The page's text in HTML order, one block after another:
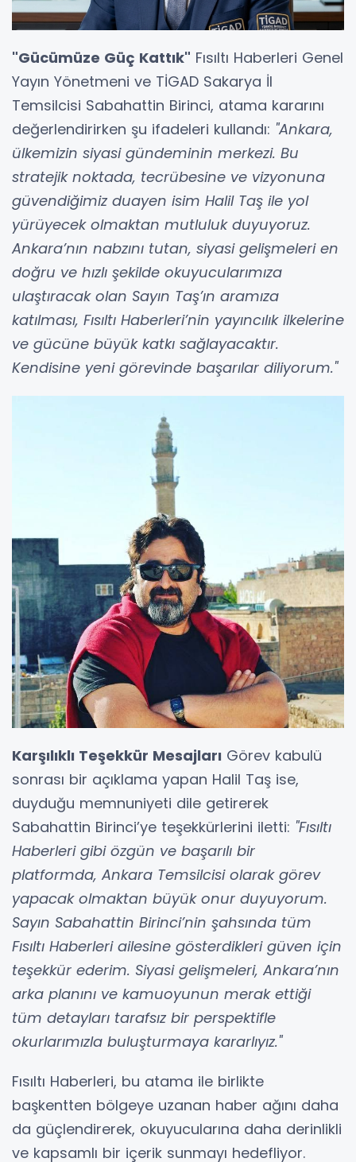
"Gücümüze Güç Kattık" Fısıltı Haberleri Genel
Yayın Yönetmeni ve TİGAD Sakarya İl
Temsilcisi Sabahattin Birinci, atama kararını
değerlendirirken şu ifadeleri kullandı: "Ankara,
ülkemizin siyasi gündeminin merkezi. Bu
stratejik noktada, tecrübesine ve vizyonuna
güvendiğimiz duayen isim Halil Taş ile yol
yürüyecek olmaktan mutluluk duyuyoruz.
Ankara’nın nabzını tutan, siyasi gelişmeleri en
doğru ve hızlı şekilde okuyucularımıza
ulaştıracak olan Sayın Taş’ın aramıza
katılması, Fısıltı Haberleri’nin yayıncılık ilkelerine
ve gücüne büyük katkı sağlayacaktır.
Kendisine yeni görevinde başarılar diliyorum."
Karşılıklı Teşekkür Mesajları Görev kabulü
sonrası bir açıklama yapan Halil Taş ise,
duyduğu memnuniyeti dile getirerek
Sabahattin Birinci’ye teşekkürlerini iletti: "Fısıltı
Haberleri gibi özgün ve başarılı bir
platformda, Ankara Temsilcisi olarak görev
yapacak olmaktan büyük onur duyuyorum.
Sayın Sabahattin Birinci’nin şahsında tüm
Fısıltı Haberleri ailesine gösterdikleri güven için
teşekkür ederim. Siyasi gelişmeleri, Ankara’nın
arka planını ve kamuoyunun merak ettiği
tüm detayları tarafsız bir perspektifle
okurlarımızla buluşturmaya kararlıyız."
Fısıltı Haberleri, bu atama ile birlikte
başkentten bölgeye uzanan haber ağını daha
da güçlendirerek, okuyucularına daha derinlikli
ve kapsamlı bir içerik sunmayı hedefliyor.